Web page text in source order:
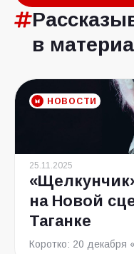
в
НОВОСТИ
25.11.2025
на Новой
Таганке
Коротко: 20 декабря